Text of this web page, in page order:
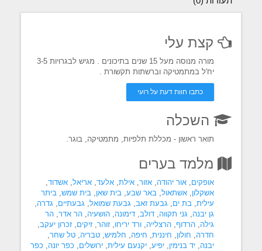
קצת עלי
מורה מנוסה מעל 15 שנים בתיכונים . מגיש לבגרויות 3-5
יח'ל במתמטיקה וברשתות תקשורת .
כתבו חוות דעת על רועי
השכלה
תואר ראשון - מכללת תלפיות, מתמטיקה, בוגר.
מלמד בערים
אופקים, אור יהודה, אזור, אילת, אלעד, אריאל, אשדוד,
אשקלון, אשתאול, באר שבע, בית שאן, בית שמש, ביתר
עילית, בת ים, גבעת זאב, גבעת שמואל, גבעתיים, גדרה,
גן יבנה, גני תקווה, דולב, דימונה, הושעיה, הר אדר, הר
גילה, הרדוף, הרצלייה, ורד יריחו, זוהר, זיקים, זכרון יעקב,
חדרה, חולון, חיננית, חיפה, חלמיש, טבריה, טל שחר,
יבנה, יד בנימין, יפיע, יקנעם עילית, ירושלים, כפר יונה, כפר